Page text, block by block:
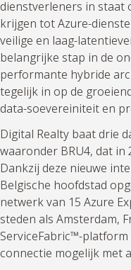
dienstverleners in staat
krijgen tot Azure-
veilige en laag-
belangrijke stap in de
performante hybride
tegelijk in op de
data-soevereiniteit en
Digital Realty baat drie
waaronder BRU4, dat in
Dankzij deze nieuwe
Belgische hoofdstad
netwerk van 15 Azure
steden als Amsterdam,
ServiceFabric™-
connectie mogelijk met